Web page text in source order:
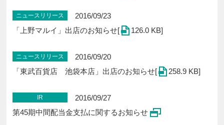
ニュースリリース
2016/09/23
「上野マルイ」出店のお知らせ[
126.0 KB]
ニュースリリース
2016/09/20
「東武百貨店 池袋本店」出店のお知らせ[
258.9 KB]
IR
2016/09/27
第45期中間配当金支払に関するお知らせ